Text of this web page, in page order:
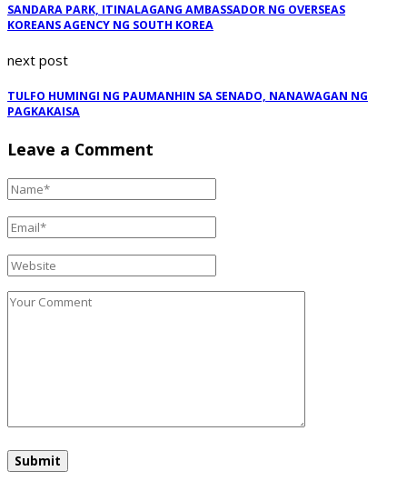
SANDARA PARK, ITINALAGANG AMBASSADOR NG OVERSEAS
KOREANS AGENCY NG SOUTH KOREA
next post
TULFO HUMINGI NG PAUMANHIN SA SENADO, NANAWAGAN NG
PAGKAKAISA
Leave a Comment